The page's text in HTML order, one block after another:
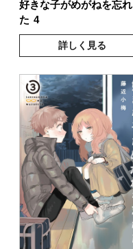
好きな子がめがねを忘れ
た 4
詳しく見る